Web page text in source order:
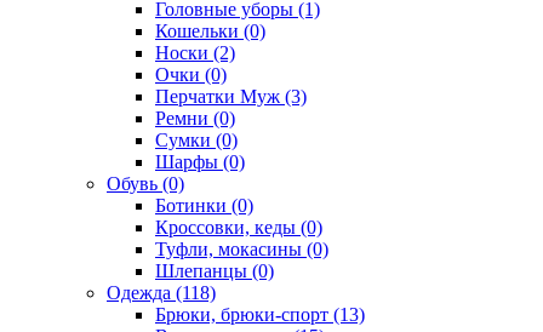
Головные уборы (1)
Кошельки (0)
Носки (2)
Очки (0)
Перчатки Муж (3)
Ремни (0)
Сумки (0)
Шарфы (0)
Обувь (0)
Ботинки (0)
Кроссовки, кеды (0)
Туфли, мокасины (0)
Шлепанцы (0)
Одежда (118)
Брюки, брюки-спорт (13)